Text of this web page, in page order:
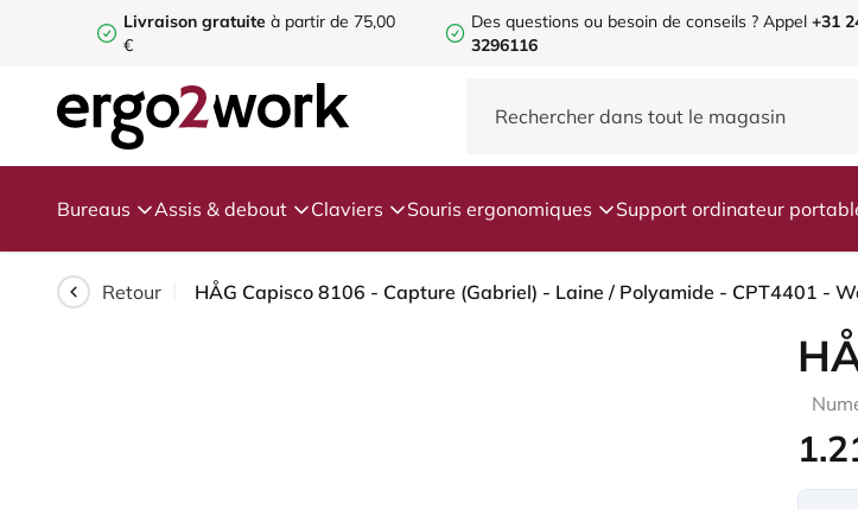
Livraison gratuite à partir de 75,00
€
Des questions ou besoin de conseils ? Appel+31
3296116
Bureaus Assis & debout Claviers Souris ergonomiques Support ordinateur
Retour HÅG Capisco 8106 - Capture (Gabriel) - Laine / Polyamide - CPT4401 -